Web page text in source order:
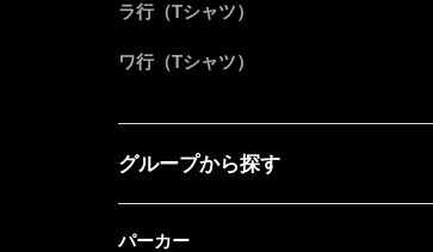
ラ行（Tシャツ）
ワ行（Tシャツ）
グループから探す
パーカー